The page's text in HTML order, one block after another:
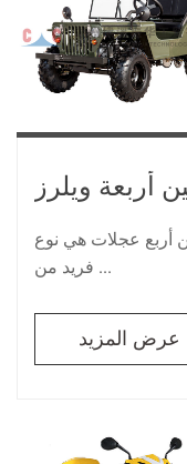
أربع عجلات هي نوع
فريد من ...
عرض المزيد